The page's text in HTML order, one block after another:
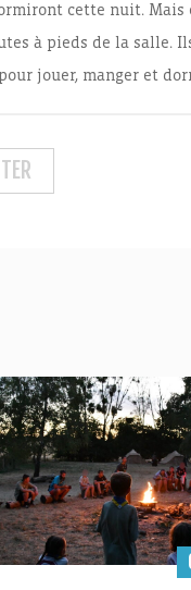
cette nuit. Mais
à pieds de la salle.
jouer, manger et